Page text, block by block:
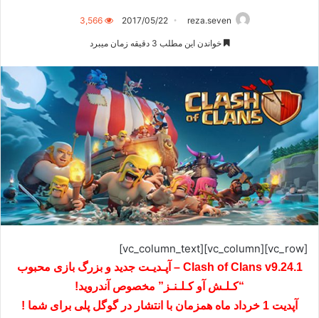
reza.seven
2017/05/22
3,566
خواندن این مطلب 3 دقیقه زمان میبرد
[vc_row][vc_column][vc_column_text]
Clash of Clans v9.24.1 – آپـدیـت جدید و بزرگ بازی محبوب
“کـلـش آو کـلـنـز” مخصوص آندروید!
آپدیت 1 خرداد ماه همزمان با انتشار در گوگل پلی برای شما !